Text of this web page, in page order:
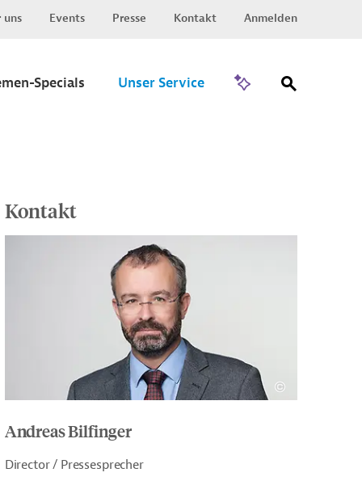
uns Events Presse Kontakt Anmelden
Specials Unser Service
Kontakt
Andreas Bilfinger
Director / Pressesprecher